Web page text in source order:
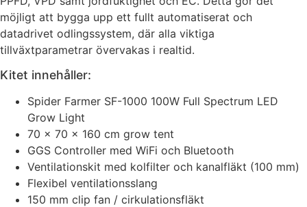
möjligt att bygga upp ett fullt automatiserat och
datadrivet odlingssystem, där alla viktiga
tillväxtparametrar övervakas i realtid.
Kitet innehåller:
Spider Farmer SF-1000 100W Full Spectrum LED
Grow Light
70 × 70 × 160 cm grow tent
GGS Controller med WiFi och Bluetooth
Ventilationskit med kolfilter och kanalfläkt (100 mm)
Flexibel ventilationsslang
150 mm clip fan / cirkulationsfläkt